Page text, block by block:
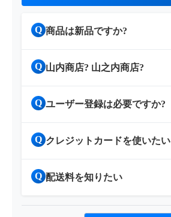
Q 商品は新品ですか?
Q 山内商店? 山之内商店?
Q ユーザー登録は必要ですか?
Q クレジットカードを使いたい
Q 配送料を知りたい